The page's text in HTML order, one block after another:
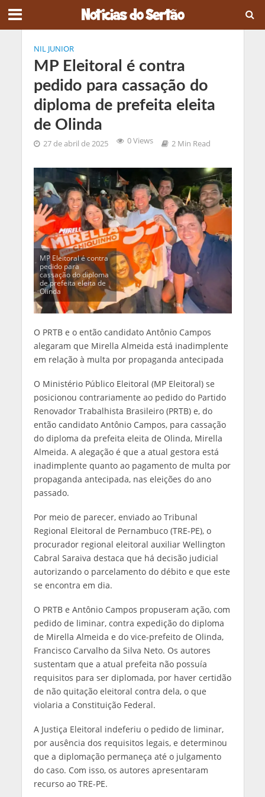
NIL JUNIOR
MP Eleitoral é contra
pedido para cassação do
diploma de prefeita eleita
de Olinda
27 de abril de 2025 0 Views 2 Min Read
MP Eleitoral é contra
pedido para
cassação do diploma
de prefeita eleita de
Olinda
O PRTB e o então candidato Antônio Campos
alegaram que Mirella Almeida está inadimplente
em relação à multa por propaganda antecipada
O Ministério Público Eleitoral (MP Eleitoral) se
posicionou contrariamente ao pedido do Partido
Renovador Trabalhista Brasileiro (PRTB) e, do
então candidato Antônio Campos, para cassação
do diploma da prefeita eleita de Olinda, Mirella
Almeida. A alegação é que a atual gestora está
inadimplente quanto ao pagamento de multa por
propaganda antecipada, nas eleições do ano
passado.
Por meio de parecer, enviado ao Tribunal
Regional Eleitoral de Pernambuco (TRE-PE), o
procurador regional eleitoral auxiliar Wellington
Cabral Saraiva destaca que há decisão judicial
autorizando o parcelamento do débito e que este
se encontra em dia.
O PRTB e Antônio Campos propuseram ação, com
pedido de liminar, contra expedição do diploma
de Mirella Almeida e do vice-prefeito de Olinda,
Francisco Carvalho da Silva Neto. Os autores
sustentam que a atual prefeita não possuía
requisitos para ser diplomada, por haver certidão
de não quitação eleitoral contra dela, o que
violaria a Constituição Federal.
A Justiça Eleitoral indeferiu o pedido de liminar,
por ausência dos requisitos legais, e determinou
que a diplomação permaneça até o julgamento
do caso. Com isso, os autores apresentaram
recurso ao TRE-PE.